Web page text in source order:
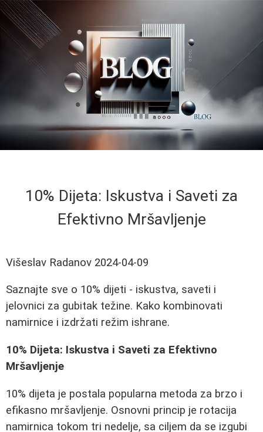
10% Dijeta: Iskustva i Saveti za
Efektivno Mršavljenje
Višeslav Radanov 2024-04-09
Saznajte sve o 10% dijeti - iskustva, saveti i
jelovnici za gubitak težine. Kako kombinovati
namirnice i izdržati režim ishrane.
10% Dijeta: Iskustva i Saveti za Efektivno
Mršavljenje
10% dijeta je postala popularna metoda za brzo i
efikasno mršavljenje. Osnovni princip je rotacija
namirnica tokom tri nedelje, sa ciljem da se izgubi